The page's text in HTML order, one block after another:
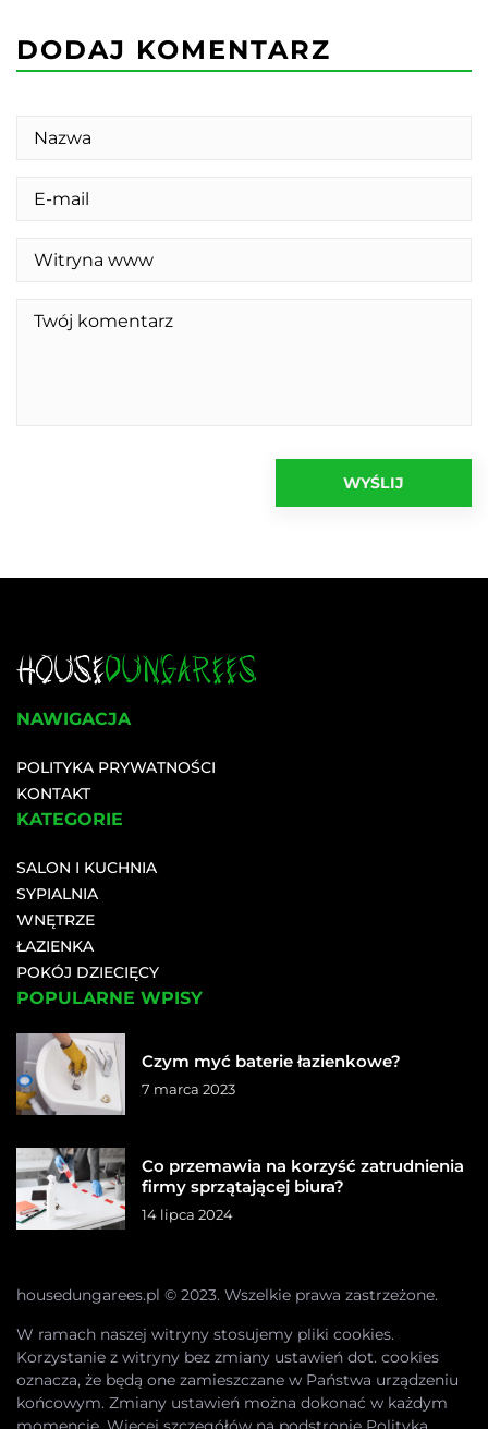
DODAJ KOMENTARZ
NAWIGACJA
POLITYKA PRYWATNOŚCI
KONTAKT
KATEGORIE
SALON I KUCHNIA
SYPIALNIA
WNĘTRZE
ŁAZIENKA
POKÓJ DZIECIĘCY
POPULARNE WPISY
Czym myć baterie łazienkowe?
7 marca 2023
Co przemawia na korzyść zatrudnienia
firmy sprzątającej biura?
14 lipca 2024
housedungarees.pl © 2023. Wszelkie prawa zastrzeżone.
W ramach naszej witryny stosujemy pliki cookies.
Korzystanie z witryny bez zmiany ustawień dot. cookies
oznacza, że będą one zamieszczane w Państwa urządzeniu
końcowym. Zmiany ustawień można dokonać w każdym